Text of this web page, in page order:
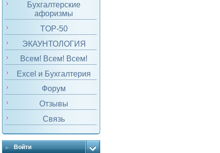
Бухгалтерские
афоризмы
TOP-50
ЭКАУНТОЛОГИЯ
Всем! Всем! Всем!
Excel и Бухгалтерия
Форум
Отзывы
Связь
Войти